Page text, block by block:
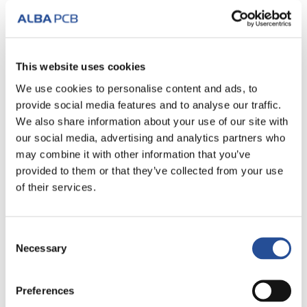
This website uses cookies
We use cookies to personalise content and ads, to
provide social media features and to analyse our traffic.
We also share information about your use of our site with
our social media, advertising and analytics partners who
may combine it with other information that you’ve
provided to them or that they’ve collected from your use
of their services.
Selection
Necessary
Preferences
Test elektryczny w locie – nowa latająca
sonda ATG A9
Rosnąca miniaturyzacja płytek elektronicznych i potrzeba
testowania prototypów i małych ilości w szybki i